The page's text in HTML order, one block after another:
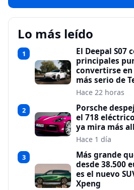
Lo más leído
1
El Deepal S07
principales
convertirse
más serio de
Hace 22 horas
2
Porsche
el 718
ya mira más
Hace 1 día
3
Más grande
desde 38.500
es el nuevo
Xpeng